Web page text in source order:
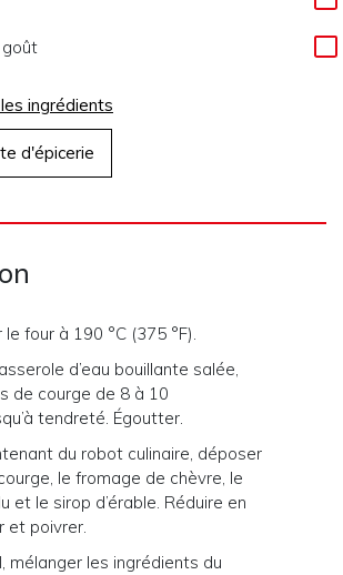
ingrédients
d'épicerie
four à 190 °C (375 °F).
d’eau bouillante salée,
de courge de 8 à 10
tendreté. Égoutter.
du robot culinaire, déposer
le fromage de chèvre, le
et le sirop d’érable. Réduire en
et poivrer.
mélanger les ingrédients du